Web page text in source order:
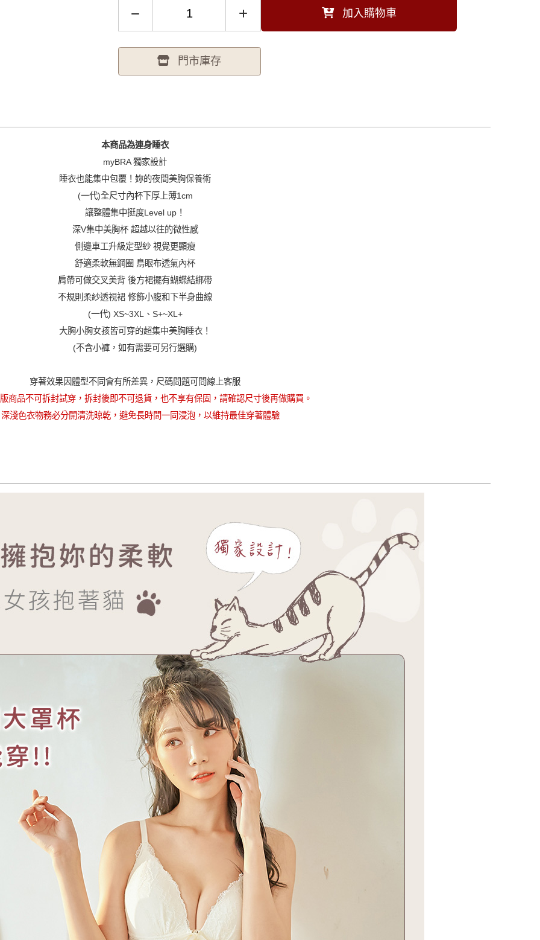
myBRA-蘋蘋安安仿兔毛髮箍
加入購物車
門市庫存
本商品為連身睡衣
myBRA 獨家設計
睡衣也能集中包覆！妳的夜間美胸保養術
(一代)全尺寸內杯下厚上薄1cm
讓整體集中挺度Level up！
深V集中美胸杯 超越以往的微性感
側邊車工升級定型紗 視覺更顯瘦
舒適柔軟無鋼圈 鳥眼布透氣內杯
肩帶可做交叉美背 後方裙擺有蝴蝶結綁帶
不規則柔紗透視裙 修飾小腹和下半身曲線
(一代) XS~3XL、S+~XL+
大胸小胸女孩皆可穿的超集中美胸睡衣！
(不含小褲，如有需要可另行選購)
穿著效果因體型不同會有所差異，尺碼問題可問線上客服
商品不可拆封試穿，拆封後即不可退貨，也不享有保固，請確認尺寸後再做購買。
淺色衣物務必分開清洗晾乾，避免長時間一同浸泡，以維持最佳穿著體驗